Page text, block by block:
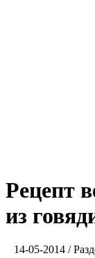
Рецепт
из
14-05-2014 /